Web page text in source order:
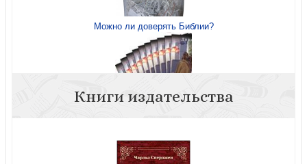
Можно ли доверять Библии?
Куда смотрит Бог, когда творится зло?
Книги издательства